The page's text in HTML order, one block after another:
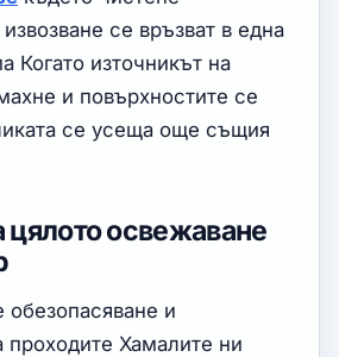
се връзват в една
Когато източникът на
и повърхностите се
се усеща още същия
цялото освежаване
обезопасяване и
проходите Хамалите ни